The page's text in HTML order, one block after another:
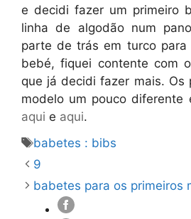
e decidi fazer um primeiro
linha de algodão num
parte de trás em turco
bebé, fiquei contente com
que já decidi fazer mais. Os
modelo um pouco diferente
aqui e aqui.
Etiquetas
babetes : bibs
9
babetes para os primeiros